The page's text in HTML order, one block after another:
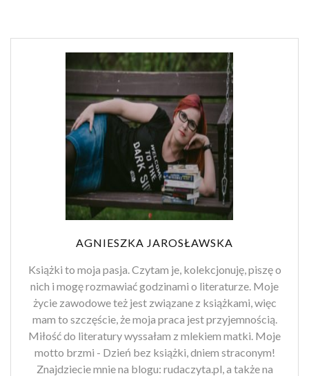
AGNIESZKA JAROSŁAWSKA
Książki to moja pasja. Czytam je, kolekcjonuję, piszę o
nich i mogę rozmawiać godzinami o literaturze. Moje
życie zawodowe też jest związane z książkami, więc
mam to szczęście, że moja praca jest przyjemnością.
Miłość do literatury wyssałam z mlekiem matki. Moje
motto brzmi - Dzień bez książki, dniem straconym!
Znajdziecie mnie na blogu: rudaczyta.pl, a także na